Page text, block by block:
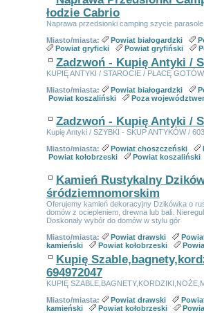
łodzie Cabrio
Naprawa przedsionki camping szycie
Miasto/miasta:
Powiat białogardzki
Powiat gryficki
Powiat gryfiński
Zadzwoń - Kupię Antyki /
KUPIĘ ANTYKI / STAROCIE / PŁACĘ
Miasto/miasta:
Powiat białogardzki
Powiat koszaliński
Poza
Zadzwoń - Kupię Antyki /
Kupię Antyki / SZYBKI - SKUP ANTYKÓW /
Miasto/miasta:
Powiat choszczeński
Powiat kołobrzeski
Powiat koszaliński
Kamień Rustykalny
śródziemnomorskim
Oferujemy kamień dekoracyjny Dzikówka o
domów z ociepleniem, drewna lub bali.
Doskonały wybór do domów w stylu gór
Miasto/miasta:
Powiat drawski
kamieński
Powiat kołobrzeski
Kupię
694972047
KUPIĘ
Miasto/miasta:
Powiat drawski
kamieński
Powiat kołobrzeski